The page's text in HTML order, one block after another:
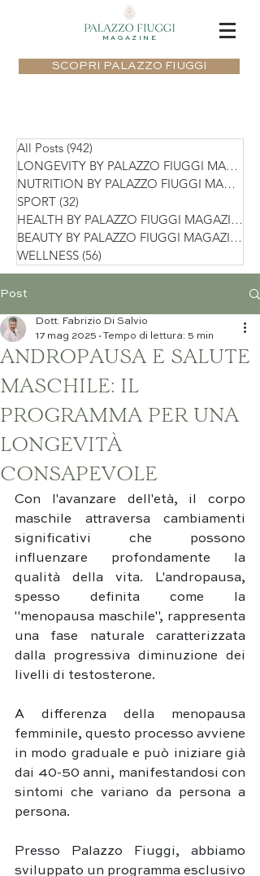
MAGAZINE
SCOPRI PALAZZO FIUGGI
All Posts (942)
LONGEVITY BY PALAZZO FIUGGI MAGAZIN
NUTRITION BY PALAZZO FIUGGI MAGAZIN
SPORT (32)
HEALTH BY PALAZZO FIUGGI MAGAZINE
BEAUTY BY PALAZZO FIUGGI MAGAZINE
WELLNESS (56)
Post
ANDROPAUSA E SALUTE
MASCHILE: IL
PROGRAMMA PER UNA
LONGEVITÀ
CONSAPEVOLE
Dott. Fabrizio Di Salvio
17 mag 2025
Tempo di lettura: 5 min
Con l'avanzare dell'età, il corpo
maschile attraversa cambiamenti
significativi che possono
influenzare profondamente la
qualità della vita. L'andropausa,
spesso definita come la
"menopausa maschile", rappresenta
una fase naturale caratterizzata
dalla progressiva diminuzione dei
livelli di testosterone.
A differenza della menopausa
femminile, questo processo avviene
in modo graduale e può iniziare già
dai 40-50 anni, manifestandosi con
sintomi che variano da persona a
persona.
Presso Palazzo Fiuggi, abbiamo
sviluppato un programma esclusivo